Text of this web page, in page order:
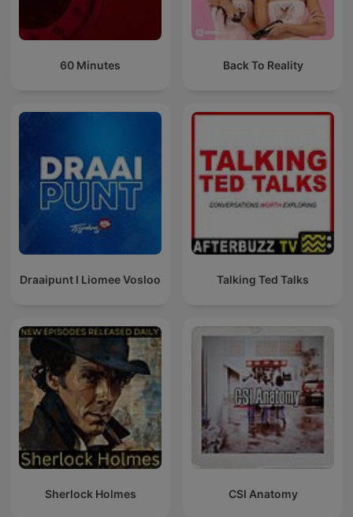
60 Minutes Back To Reality
Draaipunt I Liomee Vosloo Talking Ted Talks
Sherlock Holmes CSI Anatomy